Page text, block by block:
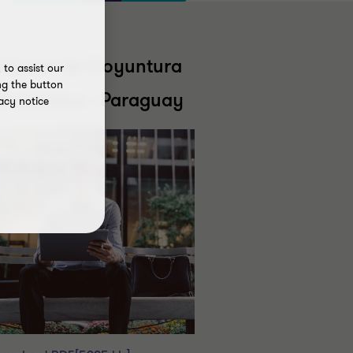
de Coyuntura
- Paraguay
to assist our
the button
notice